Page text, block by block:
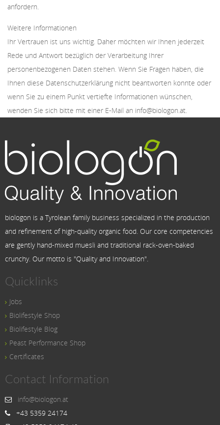
anfordern.
Weitere Informationen
Ihr Vertrauen ist uns wichtig. Daher möchten wir Ihnen jederzeit
Rede und Antwort bezüglich der Verarbeitung Ihrer
personenbezogenen Daten stehen. Wenn Sie Fragen haben, die
Ihnen diese Datenschutzerklärung nicht beantworten konnte oder
wenn Sie zu einem Punkt vertiefte Informationen wünschen,
wenden Sie sich bitte mit einer E-Mail an info@biologon.at.
biologon is a Tyrolean family business specialized in the production
and refinement of high-quality organic food. Our core competencies
are gently hand-mixed muesli and traditional rack-oven-baked
crunchy. Our motto is "Quality and Innovation".
Quicklinks
Jobs
Biolifestyle Shop
Biolifestyle Blog
Peast Performance Shop
Certificates
Contact Information
info@biologon.at
+43 5359 24174